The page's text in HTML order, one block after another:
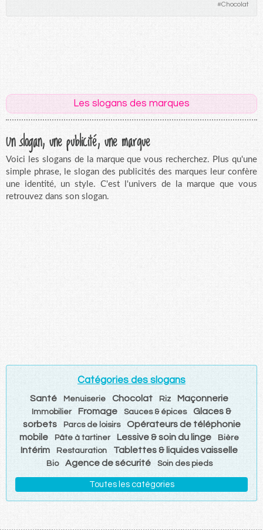
#Chocolat
Les slogans des marques
Un slogan, une publicité, une marque
Voici les slogans de la marque que vous recherchez. Plus qu'une
simple phrase, le slogan des publicités des marques leur confère
une identité, un style. C'est l'univers de la marque que vous
retrouvez dans son slogan.
Catégories des slogans
Santé Menuiserie Chocolat Riz Maçonnerie
Immobilier Fromage Sauces & épices
Glaces &
sorbets
Parcs de loisirs
Opérateurs de téléphonie
mobile
Pâte à tartiner Lessive & soin du linge Bière
Intérim Restauration Tablettes & liquides vaisselle
Bio Agence de sécurité Soin des pieds
Toutes les catégories